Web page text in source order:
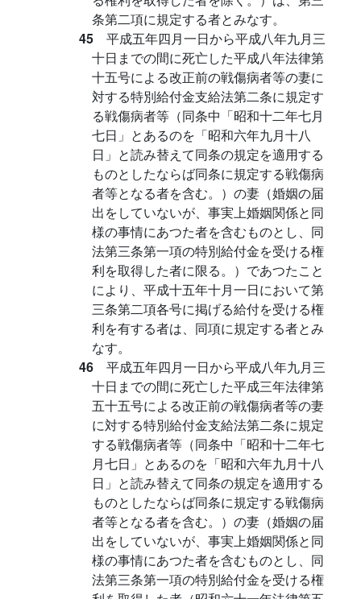
条第二項に規定する者とみなす。
45 平成五年四月一日から平成八年九月三
十日までの間に死亡した平成八年法律第
十五号による改正前の戦傷病者等の妻に
対する特別給付金支給法第二条に規定す
る戦傷病者等（同条中「昭和十二年七月
七日」とあるのを「昭和六年九月十八
日」と読み替えて同条の規定を適用する
ものとしたならば同条に規定する戦傷病
者等となる者を含む。）の妻（婚姻の届
出をしていないが、事実上婚姻関係と同
様の事情にあつた者を含むものとし、同
法第三条第一項の特別給付金を受ける権
利を取得した者に限る。）であつたこと
により、平成十五年十月一日において第
三条第二項各号に掲げる給付を受ける権
利を有する者は、同項に規定する者とみ
なす。
46 平成五年四月一日から平成八年九月三
十日までの間に死亡した平成三年法律第
五十五号による改正前の戦傷病者等の妻
に対する特別給付金支給法第二条に規定
する戦傷病者等（同条中「昭和十二年七
月七日」とあるのを「昭和六年九月十八
日」と読み替えて同条の規定を適用する
ものとしたならば同条に規定する戦傷病
者等となる者を含む。）の妻（婚姻の届
出をしていないが、事実上婚姻関係と同
様の事情にあつた者を含むものとし、同
法第三条第一項の特別給付金を受ける権